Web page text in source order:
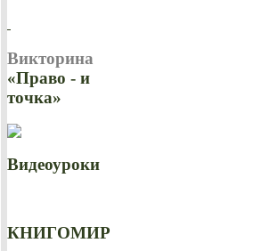
Викторина
«Право - и
точка»
Видеоуроки
КНИГОМИР